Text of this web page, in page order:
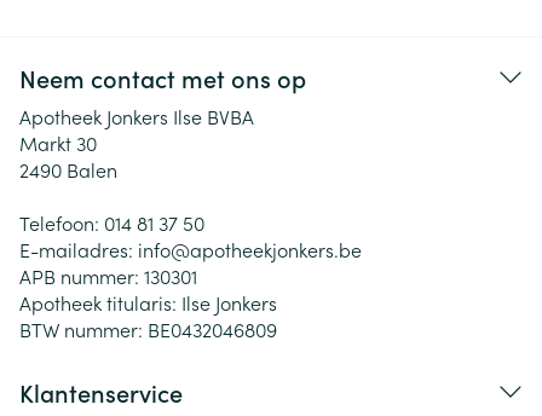
Neem contact met ons op
Apotheek Jonkers Ilse BVBA
Markt 30
2490 Balen
Telefoon: 014 81 37 50
E-mailadres: info@apotheekjonkers.be
APB nummer: 130301
Apotheek titularis: Ilse Jonkers
BTW nummer: BE0432046809
Klantenservice